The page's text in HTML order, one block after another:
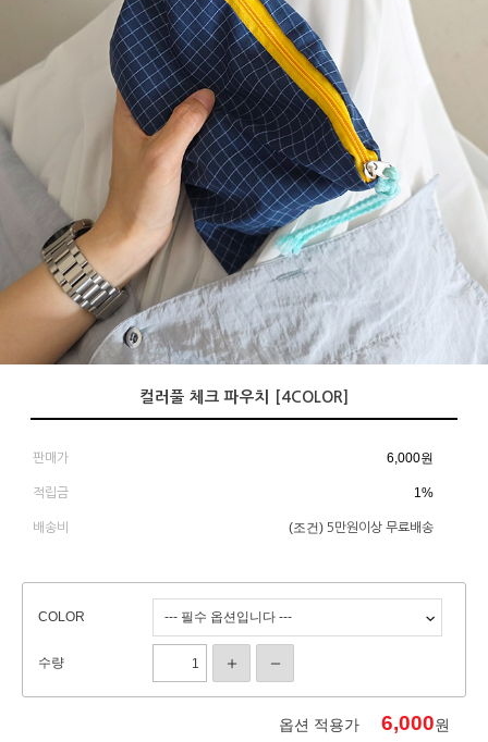
컬러풀 체크 파우치 [4COLOR]
판매가 6,000원
적립금 1%
배송비 (조건) 5만원이상 무료배송
COLOR
수량
옵션 적용가 6,000원